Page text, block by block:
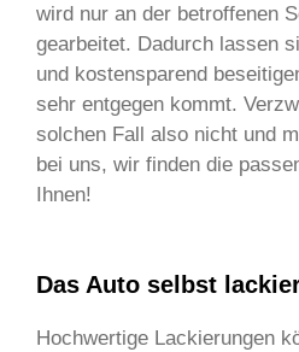
wird nur an der betroffenen
gearbeitet. Dadurch lassen
und kostensparend
sehr entgegen kommt.
solchen Fall also nicht und
bei uns, wir finden die
Ihnen!
Das Auto selbst
Hochwertige Lackierungen